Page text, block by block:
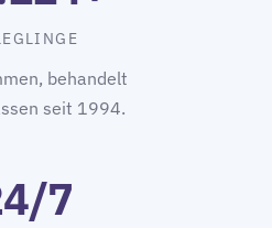
behandelt
seit 1994.
7